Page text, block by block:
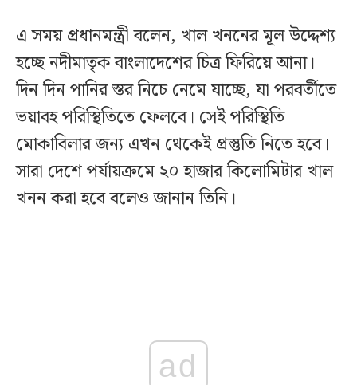
এ সময় প্রধানমন্ত্রী বলেন, খাল খননের মূল উদ্দেশ্য
হচ্ছে নদীমাতৃক বাংলাদেশের চিত্র ফিরিয়ে আনা।
দিন দিন পানির স্তর নিচে নেমে যাচ্ছে, যা পরবর্তীতে
ভয়াবহ পরিস্থিতিতে ফেলবে। সেই পরিস্থিতি
মোকাবিলার জন্য এখন থেকেই প্রস্তুতি নিতে হবে।
সারা দেশে পর্যায়ক্রমে ২০ হাজার কিলোমিটার খাল
খনন করা হবে বলেও জানান তিনি।
ad